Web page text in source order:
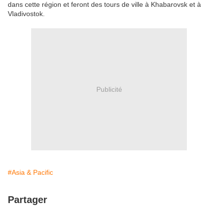
dans cette région et feront des tours de ville à Khabarovsk et à
Vladivostok.
Publicité
#Asia & Pacific
Partager